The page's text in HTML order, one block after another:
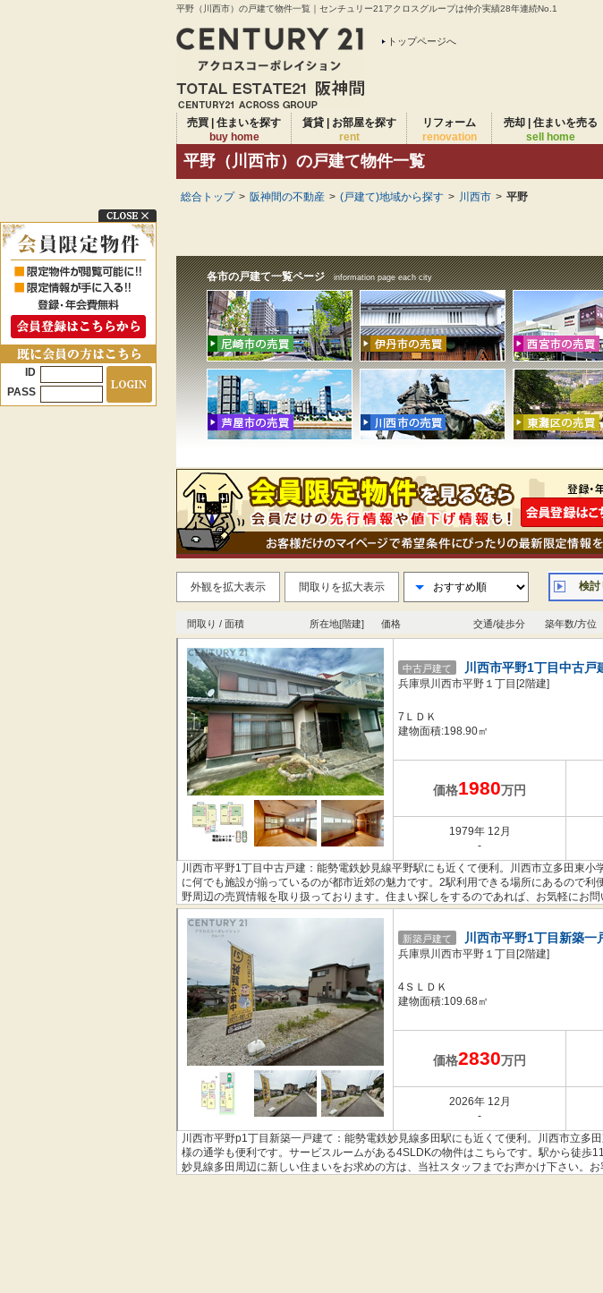
平野（川西市）の戸建て物件一覧｜センチュリー21アクロスグループは仲介実績28年連続No.1
トップページへ
売買 | 住まいを探す
buy home
賃貸 | お部屋を探す
rent
リフォーム
renovation
売却 | 住まいを売る
sell home
平野（川西市）の戸建て物件一覧
総合トップ > 阪神間の不動産 > (戸建て)地域から探す > 川西市 > 平野
各市の戸建て一覧ページ information page each city
外観を拡大表示 間取りを拡大表示 検討
間取り / 面積 所在地[階建] 価格 交通/徒歩分 築年数/方位
中古戸建て 川西市平野1丁目中古戸
兵庫県川西市平野１丁目[2階建]
7ＬＤＫ
建物面積:198.90㎡
価格1980万円
1979年 12月
-
川西市平野1丁目中古戸建：能勢電鉄妙見線平野駅にも近くて便利。川西市立多田東小
に何でも施設が揃っているのが都市近郊の魅力です。2駅利用できる場所にあるので
野周辺の売買情報を取り扱っております。住まい探しをするのであれば、お気軽にお問
新築戸建て 川西市平野1丁目新築一
兵庫県川西市平野１丁目[2階建]
4ＳＬＤＫ
建物面積:109.68㎡
価格2830万円
2026年 12月
-
川西市平野p1丁目新築一戸建て：能勢電鉄妙見線多田駅にも近くて便利。川西市立多
様の通学も便利です。サービスルームがある4SLDKの物件はこちらです。駅から徒歩
妙見線多田周辺に新しい住まいをお求めの方は、当社スタッフまでお声かけ下さい。お
ID
PASS